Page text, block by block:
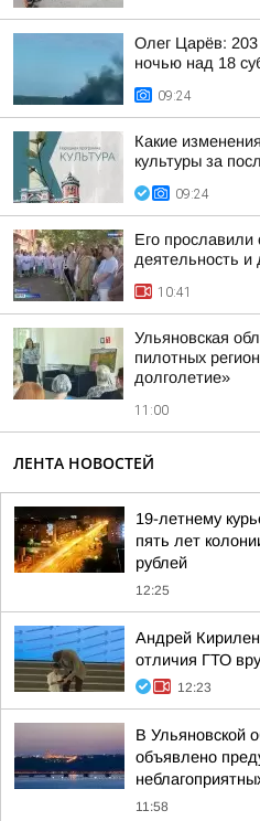
Олег Царёв:
ночью над 18
09:24
Какие
культуры за
09:24
Его прославили
деятельность и
10:41
Ульяновская
пилотных
долголетие»
11:00
ЛЕНТА НОВОСТЕЙ
19-летнему
пять лет
рублей
12:25
Андрей
отличия ГТО
12:23
В Ульяновской
объявлено
11:58